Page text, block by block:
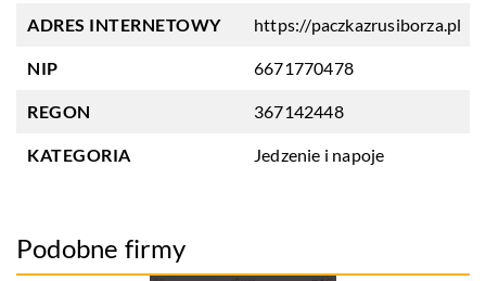
ADRES INTERNETOWY https://paczkazrusiborza.pl
NIP 6671770478
REGON 367142448
KATEGORIA Jedzenie i napoje
Podobne firmy